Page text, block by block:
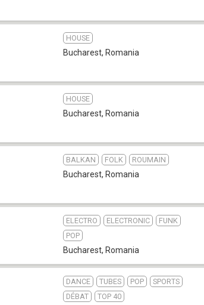
HOUSE
Bucharest, Romania
HOUSE
Bucharest, Romania
BALKAN FOLK ROUMAIN
Bucharest, Romania
ELECTRO ELECTRONIC
FUNK
POP
Bucharest, Romania
DANCE TUBES POP
SPORTS
DÉBAT
TOP 40